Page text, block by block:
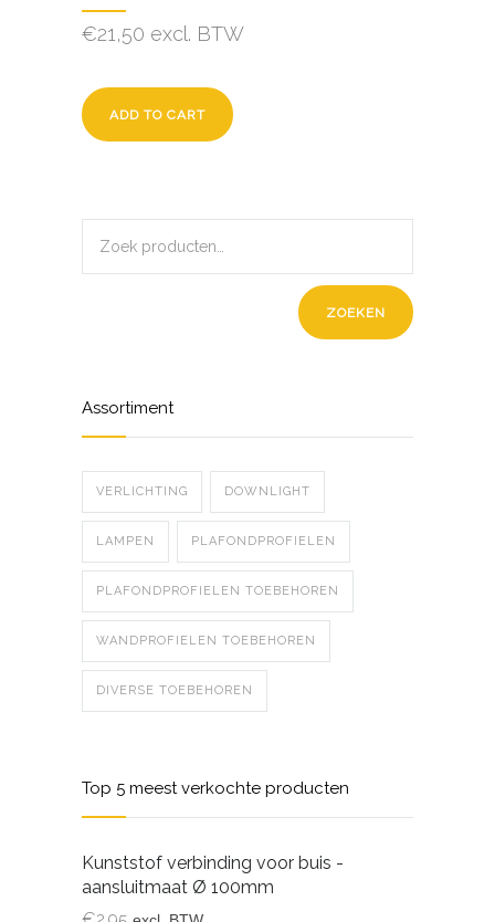
€21,50 excl. BTW
ADD TO CART
ZOEKEN
Assortiment
VERLICHTING DOWNLIGHT
LAMPEN PLAFONDPROFIELEN
PLAFONDPROFIELEN TOEBEHOREN
WANDPROFIELEN TOEBEHOREN
DIVERSE TOEBEHOREN
Top 5 meest verkochte producten
Kunststof verbinding voor buis -
aansluitmaat Ø 100mm